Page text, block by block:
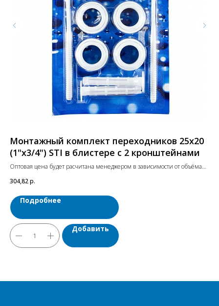
Монтажный комплект переходников 25х20
(1"х3/4") STI в блистере с 2 кронштейнами
Оптовая цена будет расчитана менеджером в зависимости от объёма
304,82р.
Подробнее
Добавить